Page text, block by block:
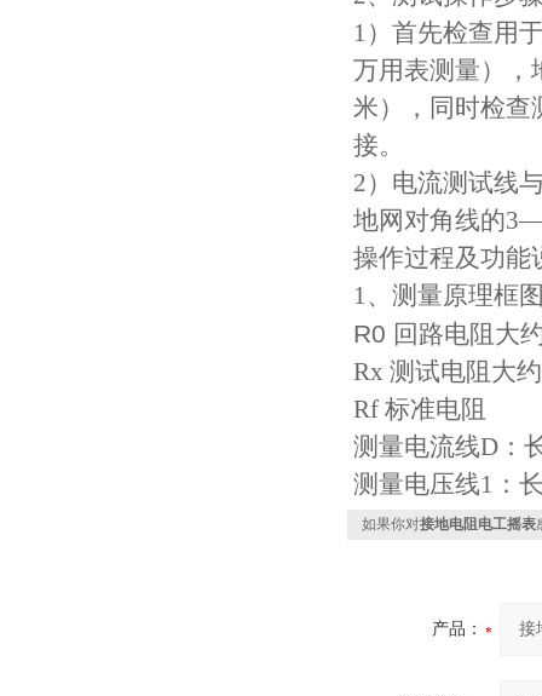
1）首先检查用
万用表测量），
米），同时检查
接。
2）电流测试线
地网对角线的
操作过程及功能
1、测量原理框
R0 回路电阻大
Rx 测试电阻大
Rf 标准电阻
测量电流线D：
测量电压线1：
如果你对接地电阻电工摇表
产品：